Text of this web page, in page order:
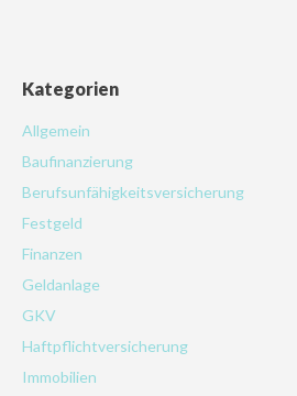
Kategorien
Allgemein
Baufinanzierung
Berufsunfähigkeitsversicherung
Festgeld
Finanzen
Geldanlage
GKV
Haftpflichtversicherung
Immobilien